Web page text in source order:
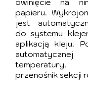
owinięcie na
papieru.
jest
do systemu
aplikacją kleju.
temperatury.
przenośnik sekcji